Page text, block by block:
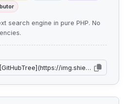
search engine in pure PHP. No